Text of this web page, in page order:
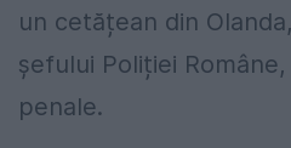
un cetățean din
șefului Poliției
penale.